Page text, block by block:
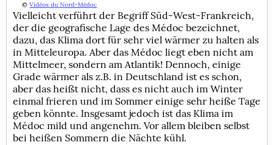
©Vidéos du Nord-Médoc
Vielleicht verführt der Begriff Süd-West-Frankreich,
der die geografische Lage des Médoc bezeichnet,
dazu, das Klima dort für sehr viel wärmer zu halten als
in Mitteleuropa. Aber das Médoc liegt eben nicht am
Mittelmeer, sondern am Atlantik! Dennoch, einige
Grade wärmer als z.B. in Deutschland ist es schon,
aber das heißt nicht, dass es nicht auch im Winter
einmal frieren und im Sommer einige sehr heiße Tage
geben könnte. Insgesamt jedoch ist das Klima im
Médoc mild und angenehm. Vor allem bleiben selbst
bei heißen Sommern die Nächte kühl.